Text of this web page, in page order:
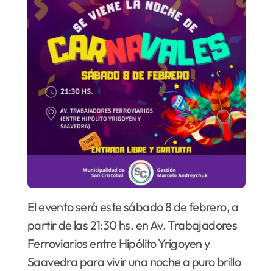
El evento será este sábado 8 de febrero, a
partir de las 21:30 hs. en Av. Trabajadores
Ferroviarios entre Hipólito Yrigoyen y
Saavedra para vivir una noche a puro brillo